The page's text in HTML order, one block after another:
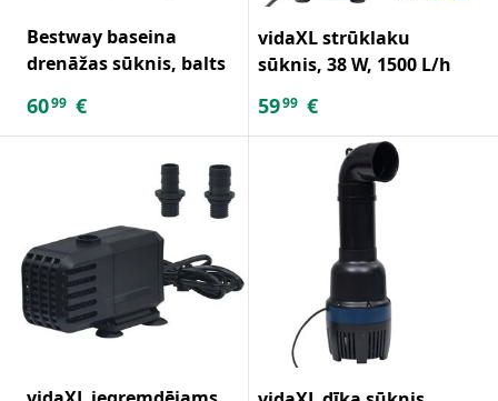
Bestway baseina
drenāžas sūknis, balts
6099 €
vidaXL strūklaku
sūknis, 38 W, 1500 L/h
5999 €